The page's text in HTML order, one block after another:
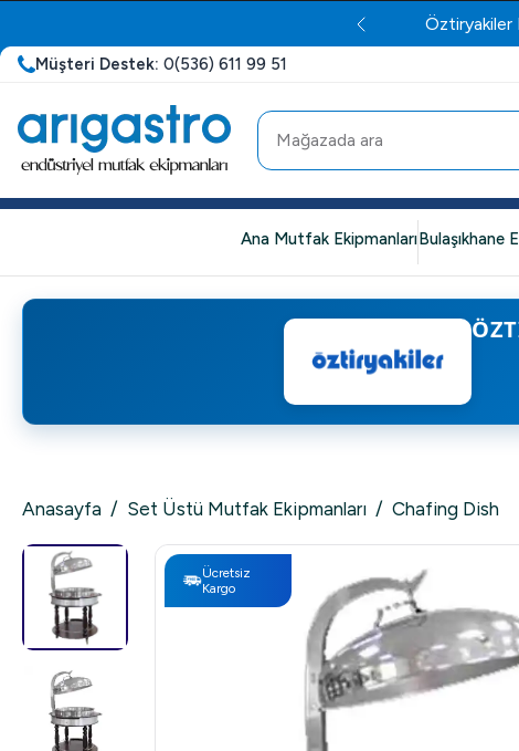
Öztiryakiler
Müşteri Destek: 0(536) 611 99 51
Ana Mutfak EkipmanlarıBulaşıkhane
Anasayfa / Set Üstü Mutfak Ekipmanları / Chafing Dish
Ücretsiz
Kargo